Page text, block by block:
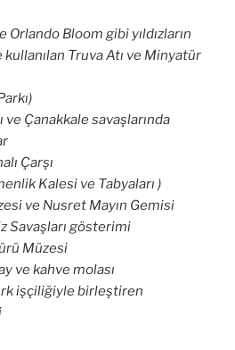
Orlando Bloom gibi yıldızların
kullanılan Truva Atı ve Minyatür
ve Çanakkalesavaşlarında
Çarşı
Kalesi ve Tabyaları )
ve Nusret Mayın Gemisi
Savaşları gösterimi
Müzesi
ve kahve molası
işçiliğiyle birleştiren